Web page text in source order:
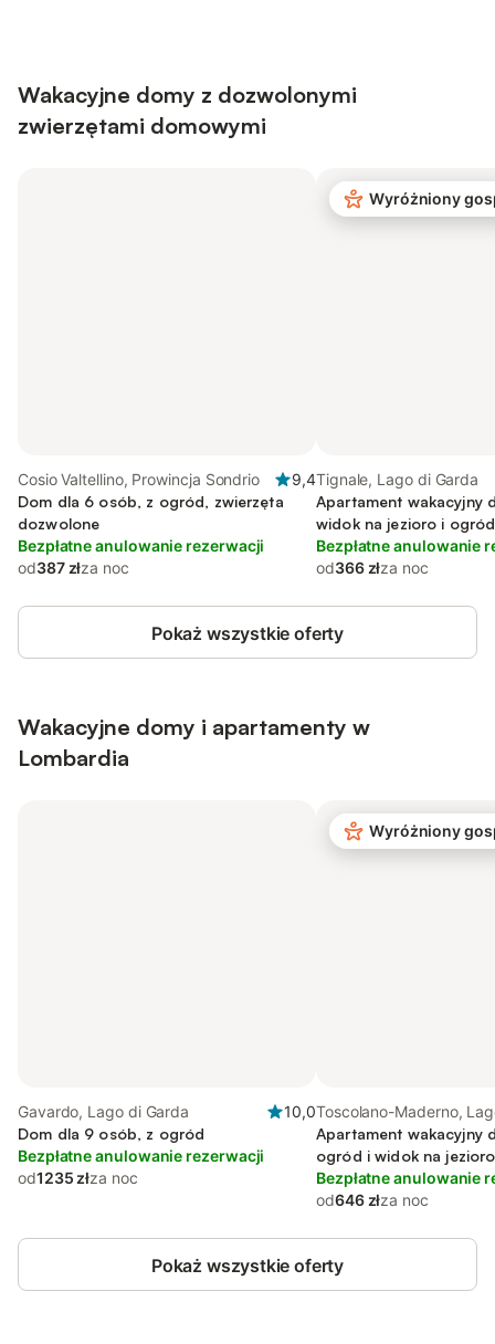
Wakacyjne domy z dozwolonymi
zwierzętami domowymi
Cosio Valtellino, Prowincja Sondrio
9,4
Dom dla 6 osób, z ogród, zwierzęta
dozwolone
Bezpłatne anulowanie rezerwacji
od387 złza noc
Wyróżniony
Tignale, Lago di Garda
Apartament wakacyjny
widok na jezioro i ogród
Bezpłatne anulowanie
od366 złza noc
Pokaż wszystkie oferty
Wakacyjne domy i apartamenty w
Lombardia
Gavardo, Lago di Garda
10,0
Dom dla 9 osób, z ogród
Bezpłatne anulowanie rezerwacji
od1235 złza noc
Wyróżniony
Toscolano-Maderno,
Garda
Apartament wakacyjny
ogród i widok na jezioro
Bezpłatne anulowanie
od646 złza noc
Pokaż wszystkie oferty